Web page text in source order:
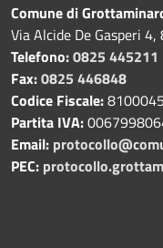
Comune di
Via Alcide De Gasperi
Telefono:0825 445211
Fax:0825 446848
Codice Fiscale:
Partita IVA:
Email:
PEC: